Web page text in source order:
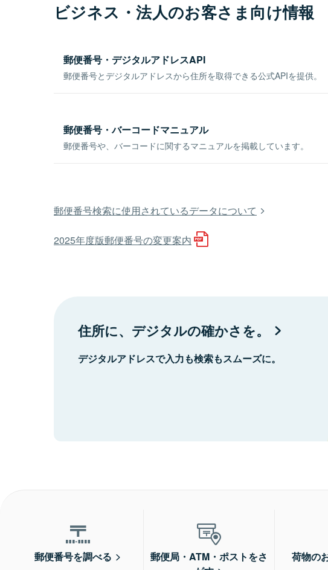
ビジネス・法人のお客さま向け情報
郵便番号・デジタルアドレスAPI
郵便番号とデジタルアドレスから住所を取得できる公式APIを提供。
郵便番号・バーコードマニュアル
郵便番号や、バーコードに関するマニュアルを掲載しています。
郵便番号検索に使用されているデータについて
2025年度版郵便番号の変更案内
住所に、デジタルの確かさを。
デジタルアドレスで入力も検索もスムーズに。
郵便番号を調べる
郵便局・ATM・ポストをさ
荷物の